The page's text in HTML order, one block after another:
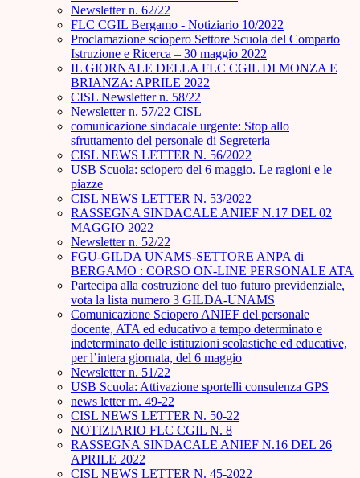
Newsletter n. 62/22
FLC CGIL Bergamo - Notiziario 10/2022
Proclamazione sciopero Settore Scuola del Comparto
Istruzione e Ricerca – 30 maggio 2022
IL GIORNALE DELLA FLC CGIL DI MONZA E
BRIANZA: APRILE 2022
CISL Newsletter n. 58/22
Newsletter n. 57/22 CISL
comunicazione sindacale urgente: Stop allo
sfruttamento del personale di Segreteria
CISL NEWS LETTER N. 56/2022
USB Scuola: sciopero del 6 maggio. Le ragioni e le
piazze
CISL NEWS LETTER N. 53/2022
RASSEGNA SINDACALE ANIEF N.17 DEL 02
MAGGIO 2022
Newsletter n. 52/22
FGU-GILDA UNAMS-SETTORE ANPA di
BERGAMO : CORSO ON-LINE PERSONALE ATA
Partecipa alla costruzione del tuo futuro previdenziale,
vota la lista numero 3 GILDA-UNAMS
Comunicazione Sciopero ANIEF del personale
docente, ATA ed educativo a tempo determinato e
indeterminato delle istituzioni scolastiche ed educative,
per l’intera giornata, del 6 maggio
Newsletter n. 51/22
USB Scuola: Attivazione sportelli consulenza GPS
news letter m. 49-22
CISL NEWS LETTER N. 50-22
NOTIZIARIO FLC CGIL N. 8
RASSEGNA SINDACALE ANIEF N.16 DEL 26
APRILE 2022
CISL NEWS LETTER N. 45-2022